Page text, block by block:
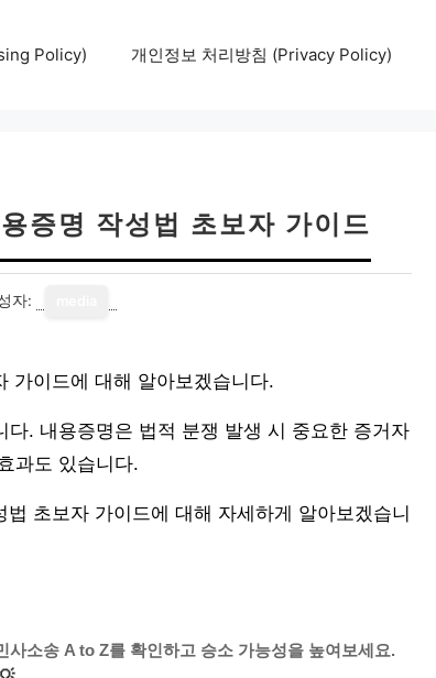
Policy) 개인정보 처리방침 (Privacy Policy)
증명 작성법 초보자 가이드
자:
가이드에 대해 알아보겠습니다.
. 내용증명은 법적 분쟁 발생 시 중요한 증거자
과도 있습니다.
초보자 가이드에 대해 자세하게 알아보겠습니
소송 A to Z를 확인하고 승소 가능성을 높여보세요.